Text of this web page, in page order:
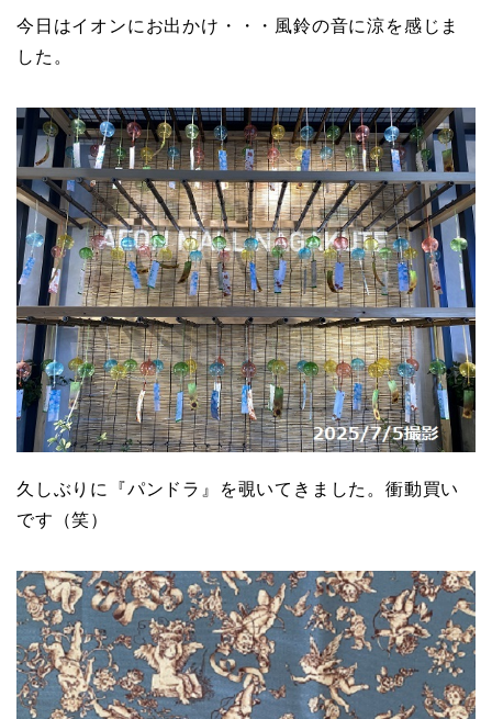
今日はイオンにお出かけ・・・風鈴の音に涼を感じま
した。
久しぶりに『パンドラ』を覗いてきました。衝動買い
です（笑）